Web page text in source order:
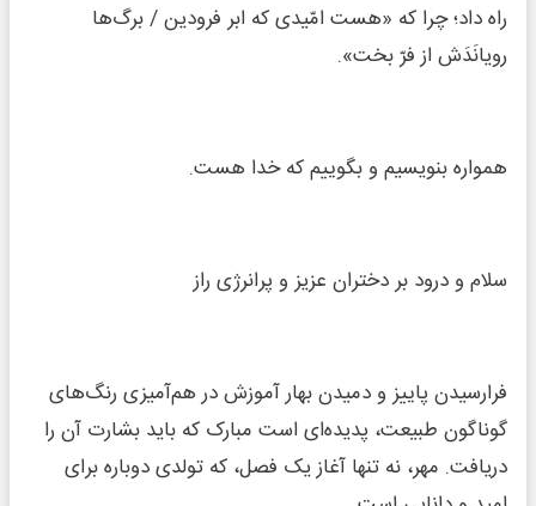
راه داد؛ چرا که «هست امّیدی که ابر فرودین / برگ‌ها
رویانَدَش از فرّ بخت».
همواره بنویسیم و بگوییم که خدا هست.
سلام و درود بر دختران عزیز و پرانرژی راز
فرارسیدن پاییز و دمیدن بهار آموزش در هم‌آمیزی رنگ‌های
گوناگون طبیعت، پدیده‌ای است مبارک که باید بشارت آن را
دریافت. مهر، نه تنها آغاز یک فصل، که تولدی دوباره برای